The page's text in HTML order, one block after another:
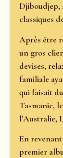
Djiboudjep,
classiques
Après être
un gros
devises,
familiale
qui faisait
Tasmanie,
l’Australie,
En
premier